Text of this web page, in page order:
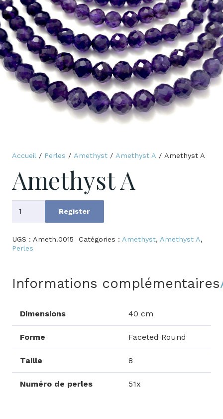
Accueil / Perles / Amethyst / Amethyst A / Amethyst A
Amethyst A
quantité
A
Register
UGS : Ameth.0015 Catégories : Amethyst, Amethyst A,
Perles
Informations complémentaires
Dimensions 40 cm
Forme Faceted Round
Taille 8
Numéro de perles 51x